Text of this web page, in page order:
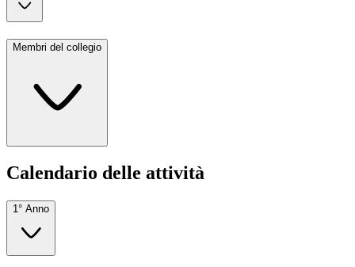
Membri del collegio
Calendario delle attività
1° Anno